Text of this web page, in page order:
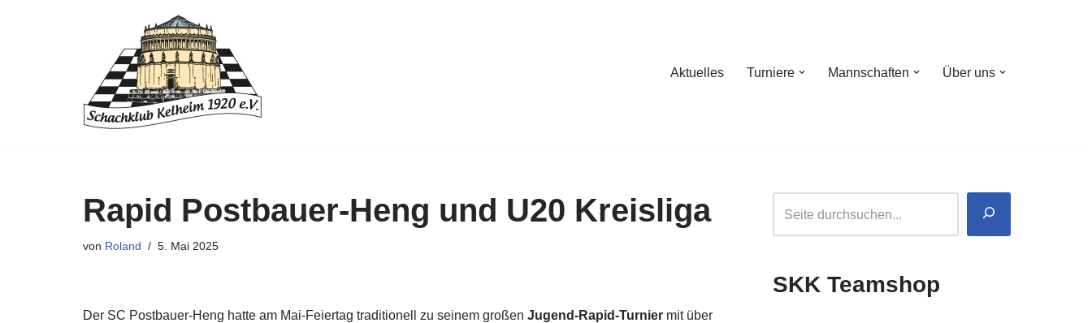
Aktuelles Turniere Mannschaften Über uns
Rapid Postbauer-Heng und U20 Kreisliga
von Roland 5. Mai 2025
Der SC Postbauer-Heng hatte am Mai-Feiertag traditionell zu seinem großen Jugend-Rapid-Turnier mit über
SKK Teamshop